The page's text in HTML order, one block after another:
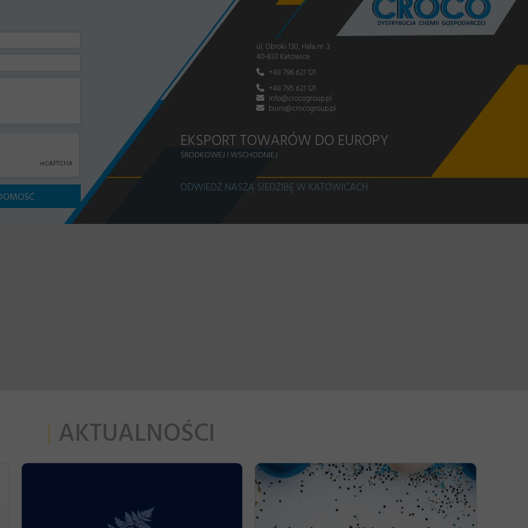
ul. Obroki 130, Hala nr. 3
40-833 Katowice
+48 796 621 121
+48 795 621 121
info@crocogroup.pl
biuro@crocogroup.pl
EKSPORT TOWARÓW DO EUROPY
ŚRODKOWEJ I WSCHODNIEJ
ODWIEDŹ NASZĄ SIEDZIBĘ W KATOWICACH
AKTUALNOŚCI